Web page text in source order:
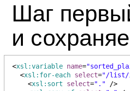
Шаг
и
<xsl:variable name=
<xsl:for-each select="/list/
<xsl:sort select="."
/>